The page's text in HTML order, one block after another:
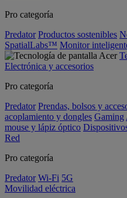
Pro categoría
Predator Productos sostenibles
SpatialLabs™ Monitor
Electrónica y accesorios
Pro categoría
Predator Prendas, bolsos y
acoplamiento y dongles Gaming
mouse y lápiz óptico
Red
Pro categoría
Predator Wi-Fi 5G
Movilidad eléctrica